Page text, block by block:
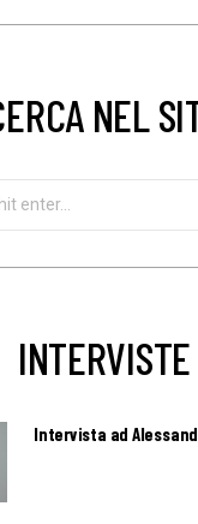
NEL
INTERVISTE
Intervista ad